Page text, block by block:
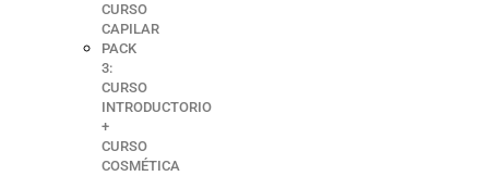
CURSO
CAPILAR
PACK
3:
CURSO
INTRODUCTORIO
+
CURSO
COSMÉTICA